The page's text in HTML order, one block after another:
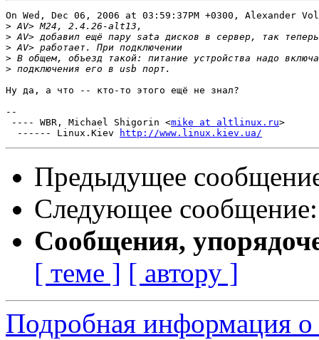
On Wed, Dec 06, 2006 at 03:59:37PM +0300, Alexander
>
>
>
>
>
Ну да, а что -- кто-то этого ещё не знал?
--
---- WBR, Michael Shigorin <mike at altlinux.ru>
  ------ Linux.Kiev
http://www.linux.kiev.ua/
Предыдущее
Следующее
Сообщения,
[ теме ] [ автору ]
Подробная информация о